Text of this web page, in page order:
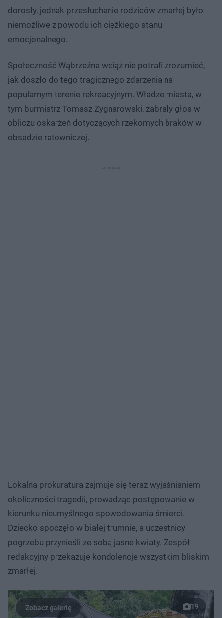
dorosły, jednak przesłuchanie rodziców zmarłej było
niemożliwe z powodu ich ciężkiego stanu
emocjonalnego.
Społeczność Wąbrzeźna wciąż nie potrafi zrozumieć,
jak doszło do tego tragicznego zdarzenia na
popularnym terenie rekreacyjnym. Władze miasta, w
tym burmistrz Tomasz Zygnarowski, zabrały głos w
obliczu oskarżeń dotyczących rzekomych braków w
obsadzie ratowniczej.
Lokalna prokuratura zajmuje się teraz wyjaśnianiem
okoliczności tragedii, prowadząc postępowanie w
kierunku nieumyślnego spowodowania śmierci.
Dziecko spoczęło w białej trumnie, a uczestnicy
pogrzebu przynieśli ze sobą jasne kwiaty. Zespół
redakcyjny przekazuje kondolencje wszystkim bliskim
zmarłej.
19